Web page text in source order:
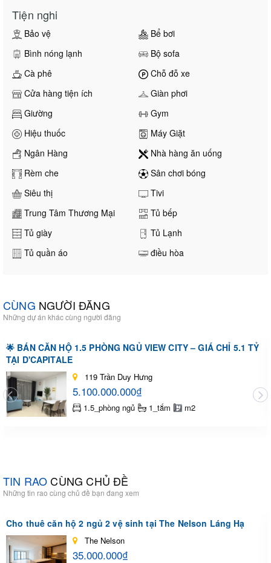
Tiện nghi
Bảo vệ
Bể bơi
Bình nóng lạnh
Bộ sofa
Cà phê
Chỗ đỗ xe
Cửa hàng tiện ích
Giàn phơi
Giường
Gym
Hiệu thuốc
Máy Giặt
Ngân Hàng
Nhà hàng ăn uống
Rèm che
Sân chơi bóng
Siêu thị
Tivi
Trung Tâm Thương Mại
Tủ bếp
Tủ giày
Tủ Lạnh
Tủ quần áo
điều hòa
CÙNG NGƯỜI ĐĂNG
Những dự án khác cùng người đăng
🌟 BÁN CĂN HỘ 1.5 PHÒNG NGỦ VIEW CITY – GIÁ CHỈ 5.1 TỶ
TẠI D'CAPITALE
119 Trần Duy Hưng
5.100.000.000₫
1.5_phòng ngủ 1_tắm m2
TIN RAOCÙNG CHỦ ĐỀ
Những tin rao cùng chủ đề bạn đang xem
Cho thuê căn hộ 2 ngủ 2 vệ sinh tại The Nelson Láng Hạ
The Nelson
35.000.000₫